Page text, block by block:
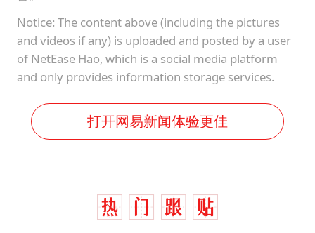
Notice: The content above (including the pictures
and videos if any) is uploaded and posted by a user
of NetEase Hao, which is a social media platform
and only provides information storage services.
打开网易新闻体验更佳